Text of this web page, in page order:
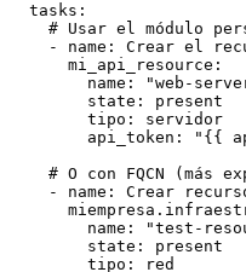
  tasks:
# Usar el módulo
- name: Crear el
      mi_api_resource:
name: "web-
        state: present
        tipo: servidor
api_token: "{{
# O con FQCN (más
- name: Crear
name: "test-
        state: present
        tipo: red